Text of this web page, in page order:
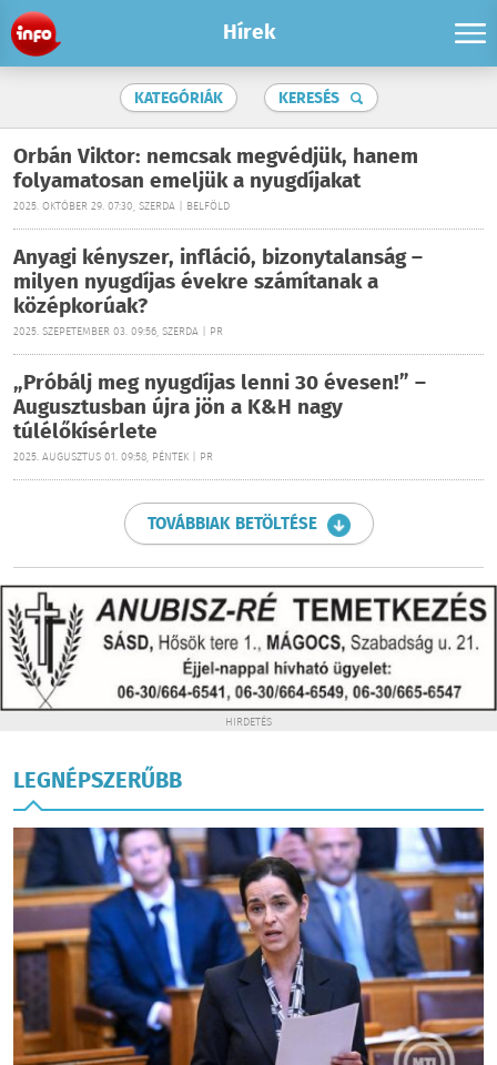
Hírek
KATEGÓRIÁK KERESÉS
Orbán Viktor: nemcsak megvédjük, hanem
folyamatosan emeljük a nyugdíjakat
2025. OKTÓBER 29. 07:30, SZERDA | BELFÖLD
Anyagi kényszer, infláció, bizonytalanság –
milyen nyugdíjas évekre számítanak a
középkorúak?
2025. SZEPETEMBER 03. 09:56, SZERDA | PR
„Próbálj meg nyugdíjas lenni 30 évesen!” –
Augusztusban újra jön a K&H nagy
túlélőkísérlete
2025. AUGUSZTUS 01. 09:58, PÉNTEK | PR
TOVÁBBIAK BETÖLTÉSE
HIRDETÉS
LEGNÉPSZERŰBB